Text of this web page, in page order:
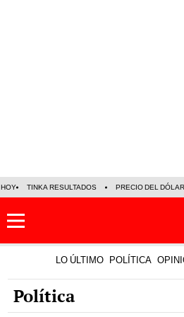
HOY TINKA RESULTADOS PRECIO DEL DÓLAR
LO ÚLTIMO POLÍTICA
Política